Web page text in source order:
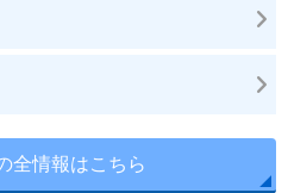
全情報はこちら